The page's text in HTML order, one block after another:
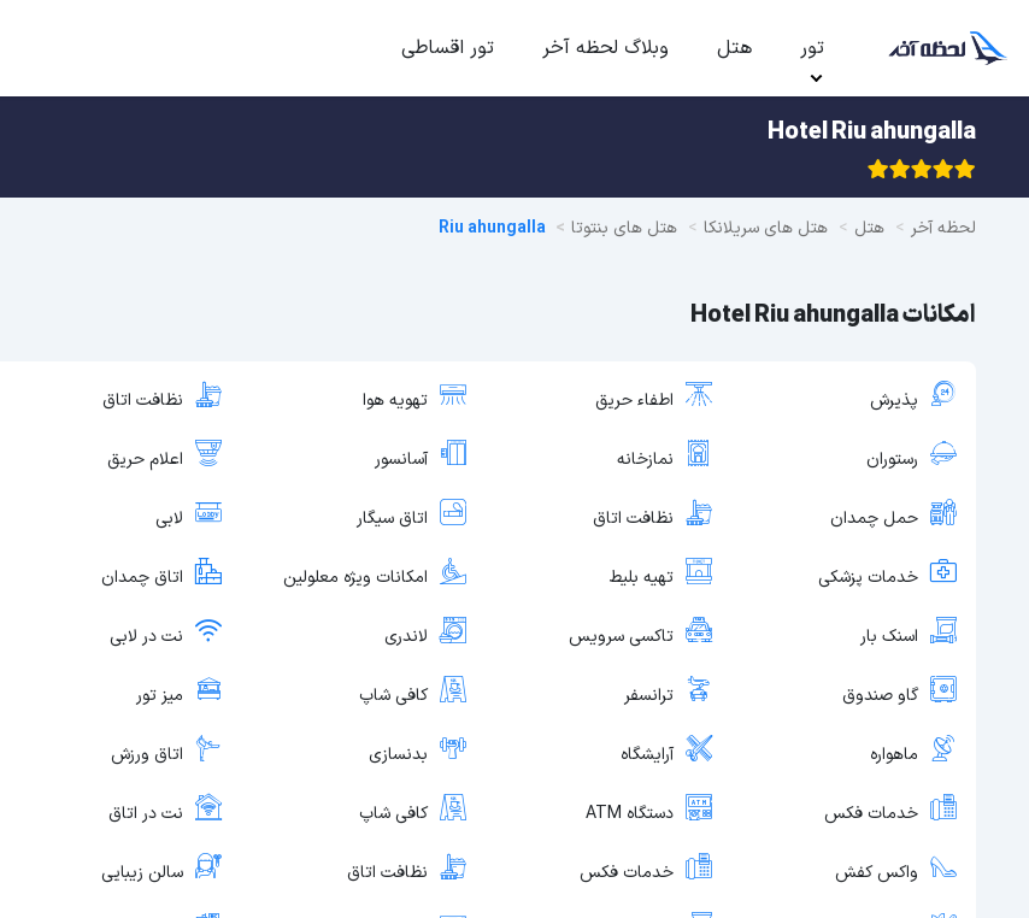
تور هتل وبلاگ لحظه آخر تور اقساطی
Hotel Riu ahungalla
لحظه آخر هتل هتل های سریلانکا هتل های بنتوتا Riu ahungalla
امکانات Hotel Riu ahungalla
پذیرش اطفاء حریق تهویه هوا نظافت اتاق
رستوران نمازخانه آسانسور اعلام حریق
حمل چمدان نظافت اتاق اتاق سیگار لابی
خدمات پزشکی تهیه بلیط امکانات ویژه معلولین اتاق چمدان
اسنک بار تاکسی سرویس لاندری نت در لابی
گاو صندوق ترانسفر کافی شاپ میز تور
ماهواره آرایشگاه بدنسازی اتاق ورزش
خدمات فکس دستگاه ATM کافی شاپ نت در اتاق
واکس کفش خدمات فکس نظافت اتاق سالن زیبایی